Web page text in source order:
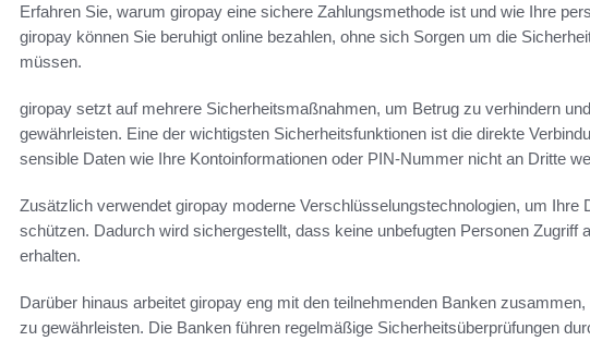
Erfahren Sie, warum giropay eine sichere Zahlungsmethode ist und wie Ihre
giropay können Sie beruhigt online bezahlen, ohne sich Sorgen um die
müssen.
giropay setzt auf mehrere Sicherheitsmaßnahmen, um Betrug zu verhindern
gewährleisten. Eine der wichtigsten Sicherheitsfunktionen ist die direkte
sensible Daten wie Ihre Kontoinformationen oder PIN-Nummer nicht an Dritte
Zusätzlich verwendet giropay moderne Verschlüsselungstechnologien, um Ihre
schützen. Dadurch wird sichergestellt, dass keine unbefugten Personen Zugriff
erhalten.
Darüber hinaus arbeitet giropay eng mit den teilnehmenden Banken
zu gewährleisten. Die Banken führen regelmäßige Sicherheitsüberprüfungen